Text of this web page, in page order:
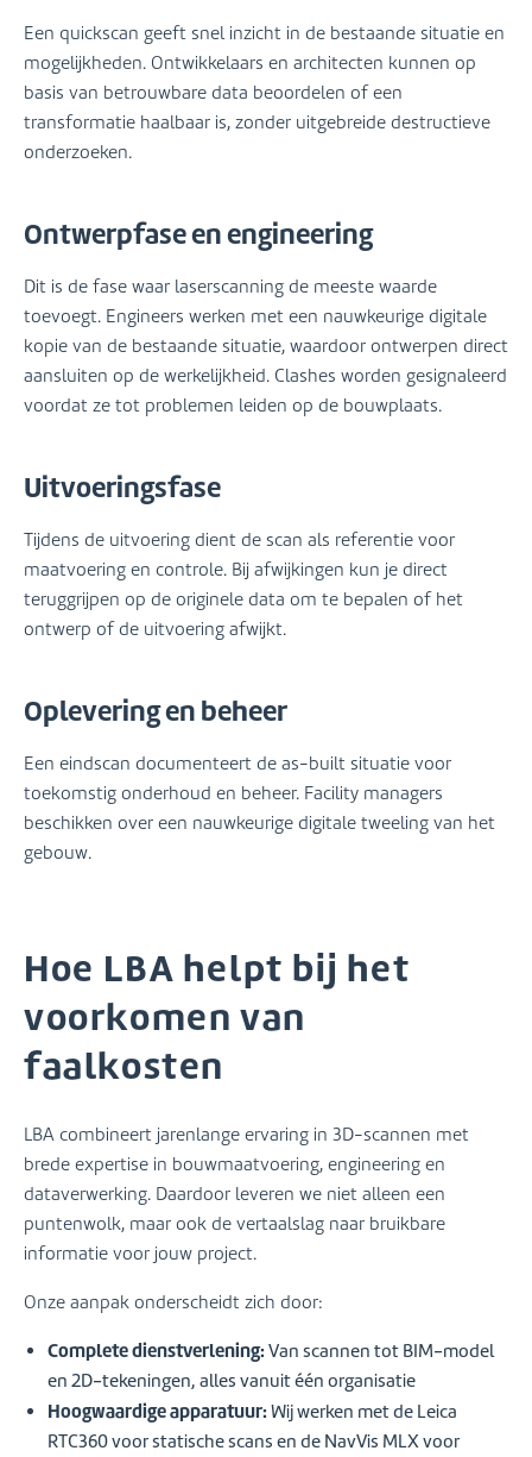
Een quickscan geeft snel inzicht in de bestaande situatie en
mogelijkheden. Ontwikkelaars en architecten kunnen op
basis van betrouwbare data beoordelen of een
transformatie haalbaar is, zonder uitgebreide destructieve
onderzoeken.
Ontwerpfase en engineering
Dit is de fase waar laserscanning de meeste waarde
toevoegt. Engineers werken met een nauwkeurige digitale
kopie van de bestaande situatie, waardoor ontwerpen direct
aansluiten op de werkelijkheid. Clashes worden gesignaleerd
voordat ze tot problemen leiden op de bouwplaats.
Uitvoeringsfase
Tijdens de uitvoering dient de scan als referentie voor
maatvoering en controle. Bij afwijkingen kun je direct
teruggrijpen op de originele data om te bepalen of het
ontwerp of de uitvoering afwijkt.
Oplevering en beheer
Een eindscan documenteert de as-built situatie voor
toekomstig onderhoud en beheer. Facility managers
beschikken over een nauwkeurige digitale tweeling van het
gebouw.
Hoe LBA helpt bij het
voorkomen van
faalkosten
LBA combineert jarenlange ervaring in 3D-scannen met
brede expertise in bouwmaatvoering, engineering en
dataverwerking. Daardoor leveren we niet alleen een
puntenwolk, maar ook de vertaalslag naar bruikbare
informatie voor jouw project.
Onze aanpak onderscheidt zich door:
Complete dienstverlening: Van scannen tot BIM-model
en 2D-tekeningen, alles vanuit één organisatie
Hoogwaardige apparatuur: Wij werken met de Leica
RTC360 voor statische scans en de NavVis MLX voor